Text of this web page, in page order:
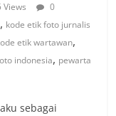
Views
0
, kode etik foto jurnalis
etik wartawan,
indonesia, pewarta
sebagai